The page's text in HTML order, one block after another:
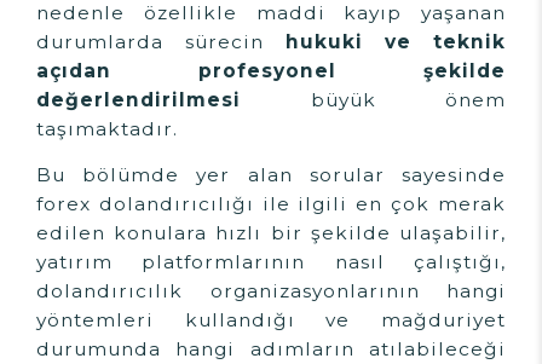
nedenle özellikle maddi kayıp yaşanan
durumlarda sürecin
hukuki ve teknik
açıdan profesyonel şekilde
değerlendirilmesi
büyük önem
taşımaktadır.
Bu bölümde yer alan sorular sayesinde
forex dolandırıcılığı ile ilgili en çok merak
edilen konulara hızlı bir şekilde ulaşabilir,
yatırım platformlarının nasıl çalıştığı,
dolandırıcılık organizasyonlarının hangi
yöntemleri kullandığı ve mağduriyet
durumunda hangi adımların atılabileceği